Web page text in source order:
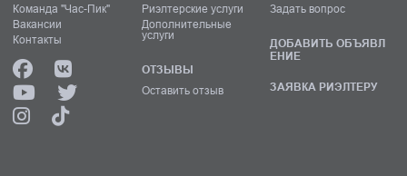
Команда "Час-Пик"
Вакансии
Контакты
Риэлтерские услуги
Дополнительные
услуги
ОТЗЫВЫ
Оставить отзыв
Задать вопрос
ДОБАВИТЬ ОБЪЯВЛ
ЕНИЕ
ЗАЯВКА РИЭЛТЕРУ